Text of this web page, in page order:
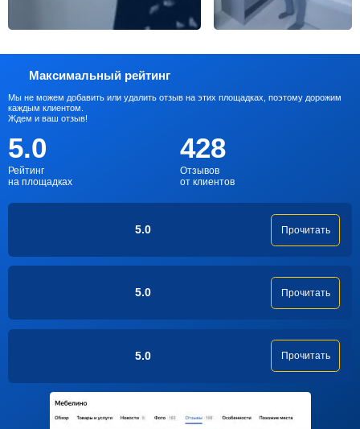
Максимальный рейтинг
Мы не можем добавить или удалить отзыв на этих площадках, поэтому дорожим
каждым клиентом.
Ждем и ваш отзыв!
5.0
Рейтинг
на площадках
428
Отзывов
от клиентов
5.0 Прочитать
5.0 Прочитать
5.0 Прочитать